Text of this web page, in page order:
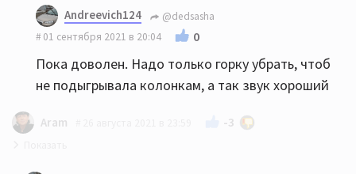
Andreevich124
@dedsasha
01 сентября 2021 в 20:04
0
Пока доволен. Надо только горку убрать, чтоб
не подыгрывала колонкам, а так звук хороший
Aram -3